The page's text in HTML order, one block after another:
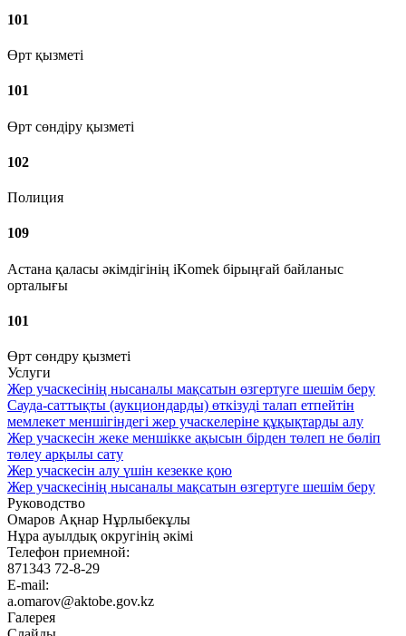
101
Өрт қызметі
101
Өрт сөндіру қызметі
102
Полиция
109
Астана қаласы әкімдігінің iKomek бірыңғай байланыс
орталығы
101
Өрт сөндру қызметі
Услуги
Жер учаскесінің нысаналы мақсатын өзгертуге шешім беру
Сауда-саттықты (аукциондарды) өткізуді талап етпейтін
мемлекет меншігіндегі жер учаскелеріне құқықтарды алу
Жер учаскесін жеке меншікке ақысын бірден төлеп не бөліп
төлеу арқылы сату
Жер учаскесін алу үшін кезекке қою
Жер учаскесінің нысаналы мақсатын өзгертуге шешім беру
Руководство
Омаров Ақнар Нұрлыбекұлы
Нұра ауылдық округінің әкімі
Телефон приемной:
871343 72-8-29
E-mail:
a.omarov@aktobe.gov.kz
Галерея